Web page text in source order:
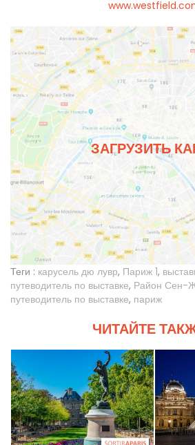
ЗАГРУЗИТЬ
Теги : карусель дю лувр, Париж 1,
путеводитель по выставке, Район Сен-
путеводитель по выставке, париж
ЧИТАЙТЕ